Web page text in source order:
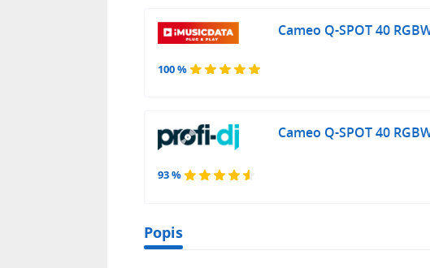
100 %
Cameo Q-SPOT 40
93 %
Cameo Q-SPOT 40
Popis